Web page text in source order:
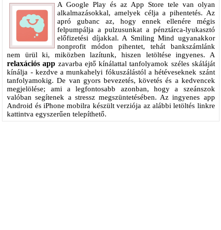
A Google Play és az App Store tele van olyan
alkalmazásokkal, amelyek célja a pihentetés. Az
apró gubanc az, hogy ennek ellenére mégis
felpumpálja a pulzusunkat a pénztárca-lyukasztó
előfizetési díjakkal. A Smiling Mind ugyanakkor
nonprofit módon pihentet, tehát bankszámlánk
nem ürül ki, miközben lazítunk, hiszen letöltése ingyenes. A
relaxációs app zavarba ejtő kínálattal tanfolyamok széles skáláját
kínálja - kezdve a munkahelyi fókuszálástól a hétéveseknek szánt
tanfolyamokig. De van gyors bevezetés, követés és a kedvencek
megjelölése; ami a legfontosabb azonban, hogy a szeánszok
valóban segítenek a stressz megszüntetésében. Az ingyenes app
Android és iPhone mobilra készült verziója az alábbi letöltés linkre
kattintva egyszerűen telepíthető.